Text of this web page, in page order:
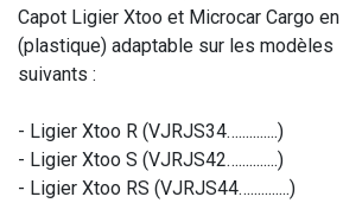
Capot Ligier Xtoo et Microcar Cargo
(plastique) adaptable sur les modèles
suivants :
- Ligier Xtoo R (VJRJS34…...........)
- Ligier Xtoo S (VJRJS42…...........)
- Ligier Xtoo RS (VJRJS44…...........)